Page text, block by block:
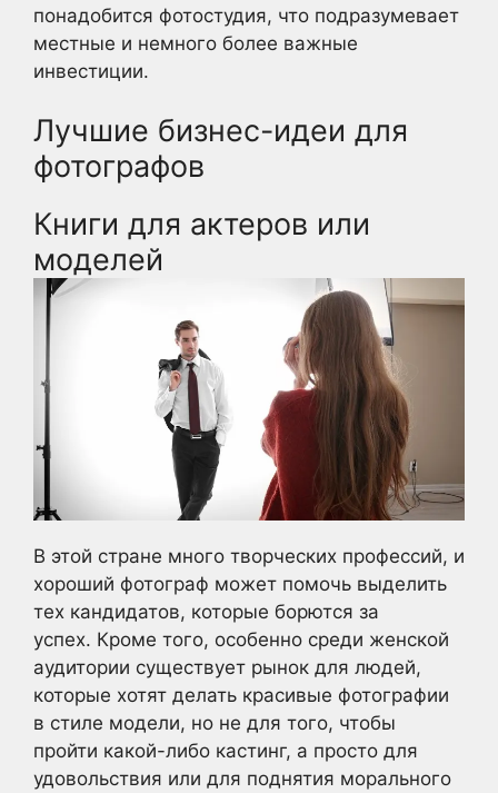
понадобится фотостудия, что подразумевает
местные и немного более важные
инвестиции.
Лучшие бизнес-идеи для
фотографов
Книги для актеров или
моделей
В этой стране много творческих профессий, и
хороший фотограф может помочь выделить
тех кандидатов, которые борются за
успех. Кроме того, особенно среди женской
аудитории существует рынок для людей,
которые хотят делать красивые фотографии
в стиле модели, но не для того, чтобы
пройти какой-либо кастинг, а просто для
удовольствия или для поднятия морального